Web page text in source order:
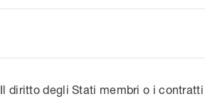
Il diritto degli Stati membri o i